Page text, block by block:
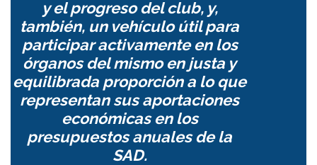
y el progreso del club, y,
también, un vehículo útil para
participar activamente en los
órganos del mismo en justa y
equilibrada proporción a lo que
representan sus aportaciones
económicas en los
presupuestos anuales de la
SAD.